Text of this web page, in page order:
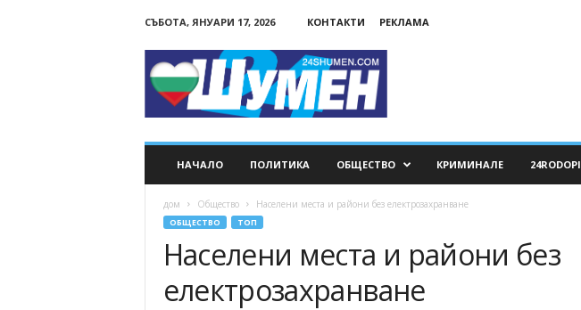
СЪБОТА, ЯНУАРИ 17, 2026 КОНТАКТИ РЕКЛАМА
НАЧАЛО ПОЛИТИКА ОБЩЕСТВО КРИМИНАЛЕ 24RODOPI
дом Общество Населени места и райони без електрозахранване
ОБЩЕСТВО ТОП
Населени места и райони без
електрозахранване